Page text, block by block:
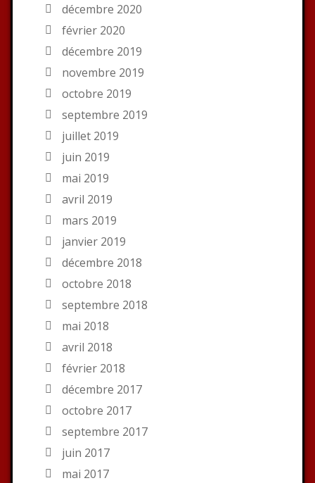
décembre 2020
février 2020
décembre 2019
novembre 2019
octobre 2019
septembre 2019
juillet 2019
juin 2019
mai 2019
avril 2019
mars 2019
janvier 2019
décembre 2018
octobre 2018
septembre 2018
mai 2018
avril 2018
février 2018
décembre 2017
octobre 2017
septembre 2017
juin 2017
mai 2017